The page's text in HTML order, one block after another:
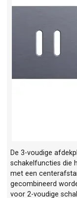
De 3-voudige
schakelfuncties die
met een
gecombineerd
voor 2-voudige